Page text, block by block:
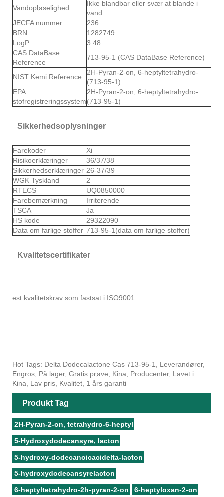
Vandopløselighed
Ikke blandbar eller svær at blande i
vand.
JECFA nummer
236
BRN
1282749
LogP
3.48
CAS DataBase
Reference
713-95-1 (CAS DataBase Reference)
NIST Kemi Reference
2H-Pyran-2-on, 6-heptyltetrahydro-
(713-95-1)
EPA
stofregistreringssystem
2H-Pyran-2-on, 6-heptyltetrahydro-
(713-95-1)
Sikkerhedsoplysninger
Farekoder
Xi
Risikoerklæringer
36/37/38
Sikkerhedserklæringer 26-37/39
WGK Tyskland
2
RTECS
UQ0850000
Farebemærkning
Irriterende
TSCA
Ja
HS kode
29322090
Data om farlige stoffer 713-95-1(data om farlige stoffer)
Kvalitetscertifikater
est kvalitetskrav som fastsat i ISO9001.
Hot Tags: Delta Dodecalactone Cas 713-95-1, Leverandører,
Engros, På lager, Gratis prøve, Kina, Producenter, Lavet i
Kina, Lav pris, Kvalitet, 1 års garanti
Produkt Tag
2H-Pyran-2-on, tetrahydro-6-heptyl
5-Hydroxydodecansyre, lacton
5-hydroxy-dodecanoicacidelta-lacton
5-hydroxydodecansyrelacton
6-heptyltetrahydro-2h-pyran-2-on 6-heptyloxan-2-on